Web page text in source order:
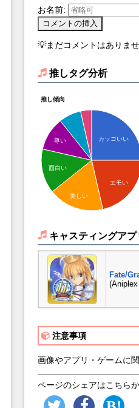
お名前:
💡まだコメントはありま
推しタグ分析
推し傾向
カッコいい
エモい
尊い
面白い
美しい
キャスティングアプ
Fate/
注意事項
画像やアプリ・ゲームに
ページのシェアはこちら